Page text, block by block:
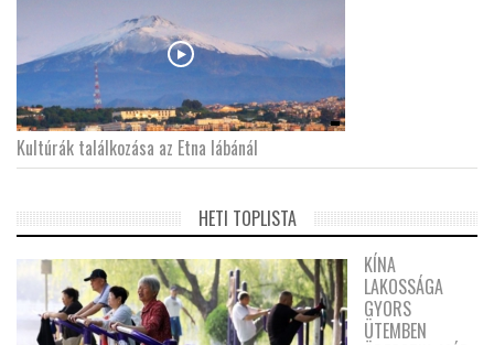
Kultúrák találkozása az Etna lábánál
HETI TOPLISTA
KÍNA
LAKOSSÁGA
GYORS
ÜTEMBEN